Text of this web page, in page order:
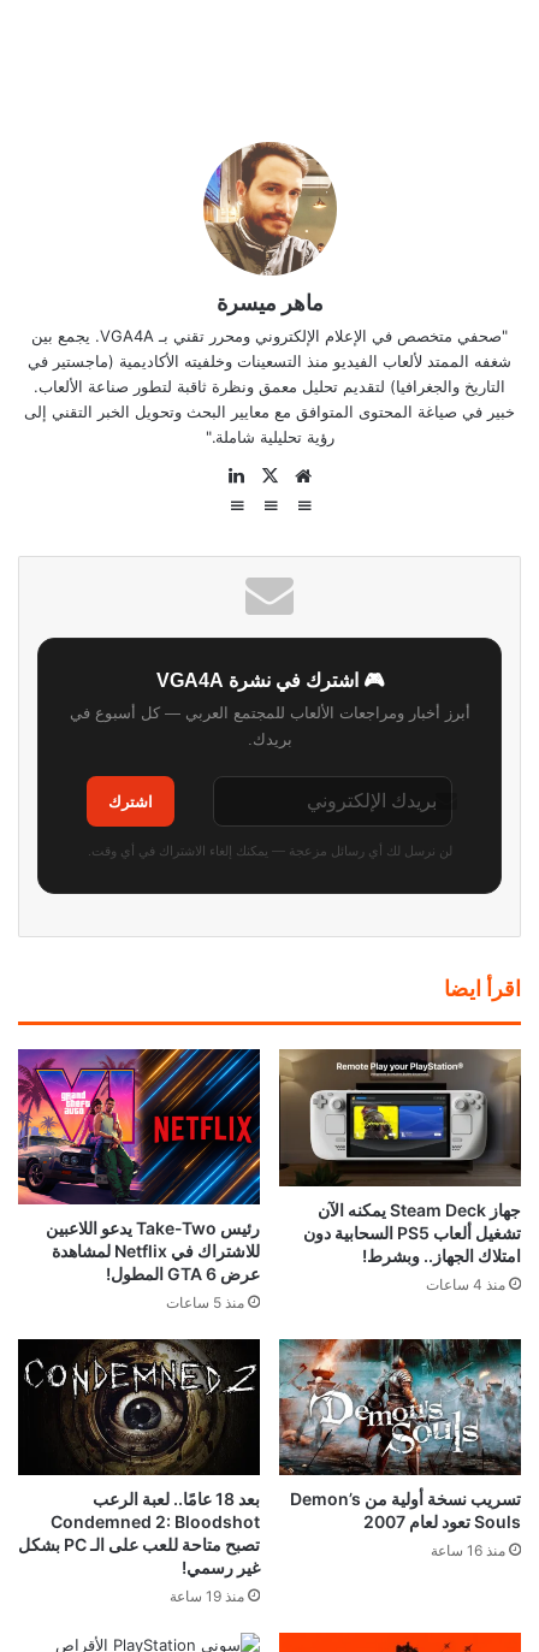
ماهر ميسرة
"صحفي متخصص في الإعلام الإلكتروني ومحرر تقني بـ VGA4A. يجمع بين
شغفه الممتد لألعاب الفيديو منذ التسعينات وخلفيته الأكاديمية (ماجستير في
التاريخ والجغرافيا) لتقديم تحليل معمق ونظرة ثاقبة لتطور صناعة الألعاب.
خبير في صياغة المحتوى المتوافق مع معايير البحث وتحويل الخبر التقني إلى
رؤية تحليلية شاملة."
موقع
‫X لينكدإن
🎮 اشترك في نشرة VGA4A
أبرز أخبار ومراجعات الألعاب للمجتمع العربي — كل أسبوع في
بريدك.
اشترك
لن نرسل لك أي رسائل مزعجة — يمكنك إلغاء الاشتراك في أي وقت.
اقرأ ايضا
جهاز Steam Deck يمكنه الآن
تشغيل ألعاب PS5 السحابية دون
امتلاك الجهاز.. وبشرط!
منذ 4 ساعات
رئيس Take-Two يدعو اللاعبين
للاشتراك في Netflix لمشاهدة
عرض GTA 6 المطول!
منذ 5 ساعات
تسريب نسخة أولية من Demon’s
Souls تعود لعام 2007
منذ 16 ساعة
بعد 18 عامًا.. لعبة الرعب
Condemned 2: Bloodshot
تصبح متاحة للعب على الـ PC بشكل
غير رسمي!
منذ 19 ساعة